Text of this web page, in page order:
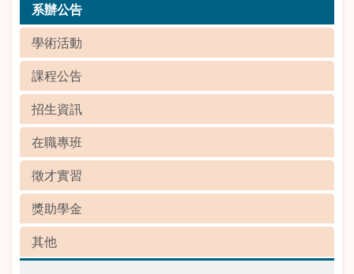
系辦公告
學術活動
課程公告
招生資訊
在職專班
徵才實習
獎助學金
其他